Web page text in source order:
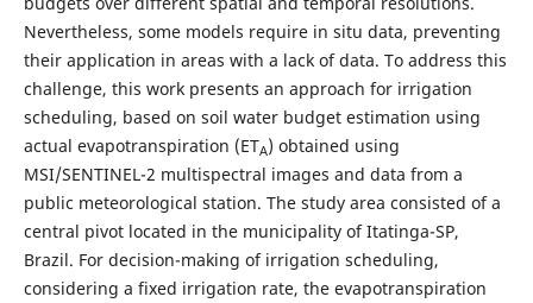
Nevertheless, some models require in situ data, preventing
their application in areas with a lack of data. To address this
challenge, this work presents an approach for irrigation
scheduling, based on soil water budget estimation using
actual evapotranspiration (ETA) obtained using
MSI/SENTINEL-2 multispectral images and data from a
public meteorological station. The study area consisted of a
central pivot located in the municipality of Itatinga-SP,
Brazil. For decision-making of irrigation scheduling,
considering a fixed irrigation rate, the evapotranspiration